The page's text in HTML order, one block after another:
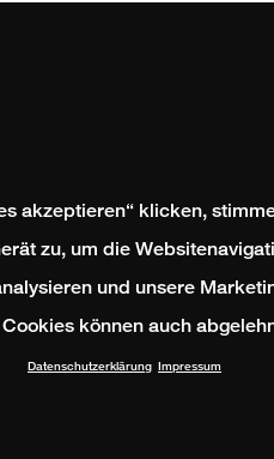
akzeptieren“ klicken,
zu, um die
und unsere
können auch
Datenschutzerklärung Impressum